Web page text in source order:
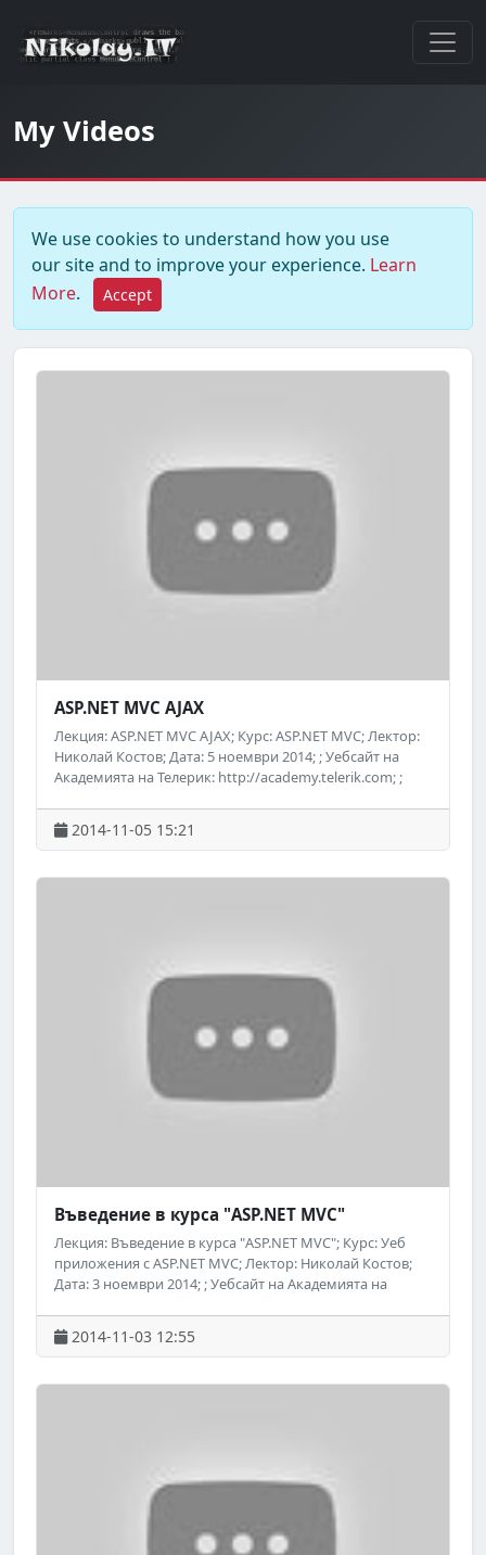
My Videos
We use cookies to understand how you use
our site and to improve your experience. Learn
More. Accept
ASP.NET MVC AJAX
Лекция: ASP.NET MVC AJAX; Курс: ASP.NET MVC; Лектор:
Николай Костов; Дата: 5 ноември 2014; ; Уебсайт на
Академията на Телерик: http://academy.telerik.com; ;
Академията на Телерик във Facebook:
http://www.facebook.com/TelerikAcademy.
2014-11-05 15:21
Въведение в курса "ASP.NET MVC"
Лекция: Въведение в курса "ASP.NET MVC"; Курс: Уеб
приложения с ASP.NET MVC; Лектор: Николай Костов;
Дата: 3 ноември 2014; ; Уебсайт на Академията на
предстоящи безплатни обучения на Академията на
Телерик във Facebook:
2014-11-03 12:55